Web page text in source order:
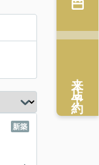
新築
来店予約